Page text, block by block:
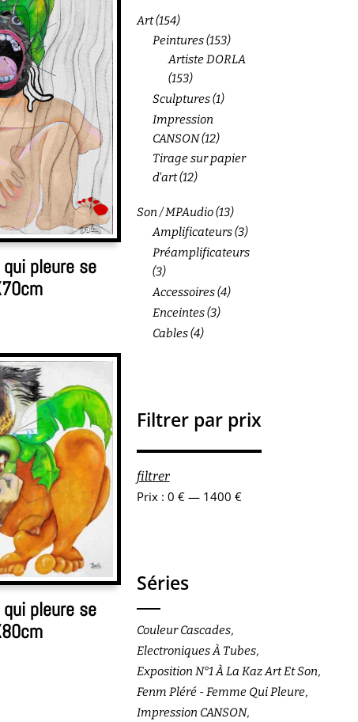
pleure se
pleure se
Art(154)
Peintures(153)
Artiste DORLA
(153)
Sculptures(1)
Impression
CANSON(12)
Tirage sur papier
d'art(12)
Son / MPAudio(13)
Amplificateurs(3)
Préamplificateurs
(3)
Accessoires(4)
Enceintes(3)
Cables(4)
Filtrer par prix
Prix
min
Prix
max
filtrer
Prix : 0 €— 1400 €
Séries
Couleur Cascades
Electroniques À Tubes
Exposition N°1 À La Kaz Art Et Son
Fenm Pléré - Femme Qui Pleure
Impression CANSON